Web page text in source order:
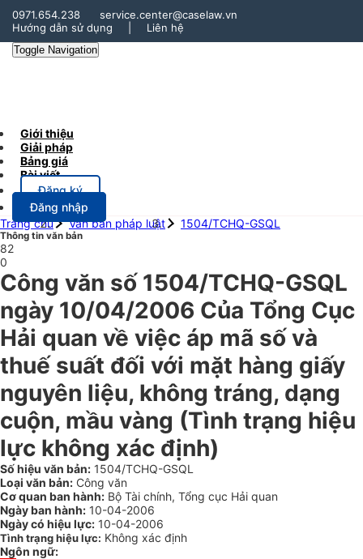
0971.654.238
service.center@caselaw.vn
Hướng dẫn sử dụng
Liên hệ
Toggle Navigation
Giới thiệu
Giải pháp
Bảng giá
Bài viết
Đăng ký
Đăng nhập
Trang chủ
Văn bản pháp luật 1504/TCHQ-GSQL
Thông tin văn bản
82
0
Công văn số 1504/TCHQ-GSQL
ngày 10/04/2006 Của Tổng Cục
Hải quan về việc áp mã số và
thuế suất đối với mặt hàng giấy
nguyên liệu, không tráng, dạng
cuộn, mầu vàng (Tình trạng hiệu
lực không xác định)
Số hiệu văn bản: 1504/TCHQ-GSQL
Loại văn bản: Công văn
Cơ quan ban hành: Bộ Tài chính, Tổng cục Hải quan
Ngày ban hành: 10-04-2006
Ngày có hiệu lực: 10-04-2006
Tình trạng hiệu lực: Không xác định
Ngôn ngữ: